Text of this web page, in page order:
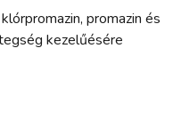
promazin és
kezelűésére